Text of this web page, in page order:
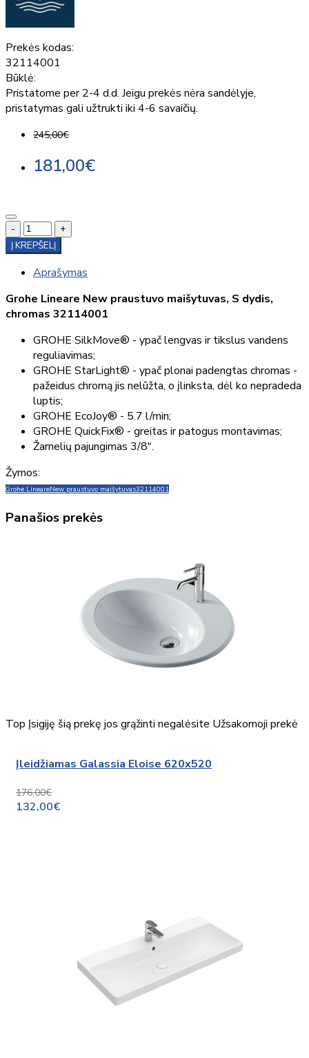
Prekės kodas:
32114001
Būklė:
Pristatome per 2-4 d.d. Jeigu prekės nėra sandėlyje,
pristatymas gali užtrukti iki 4-6 savaičių.
245,00€
181,00€
-
+
Į KREPŠELĮ
Aprašymas
Grohe Lineare New praustuvo maišytuvas, S dydis,
chromas 32114001
GROHE SilkMove® - ypač lengvas ir tikslus vandens
reguliavimas;
GROHE StarLight® - ypač plonai padengtas chromas -
pažeidus chromą jis nelūžta, o įlinksta, dėl ko nepradeda
luptis;
GROHE EcoJoy® - 5.7 l/min;
GROHE QuickFix® - greitas ir patogus montavimas;
Žarnelių pajungimas 3/8".
Žymos:
Grohe LineareNew praustuvo maišytuvas32114001
Panašios prekės
Top Įsigiję šią prekę jos grąžinti negalėsite Užsakomoji prekė
Įleidžiamas Galassia Eloise 620x520
176,00€
132,00€